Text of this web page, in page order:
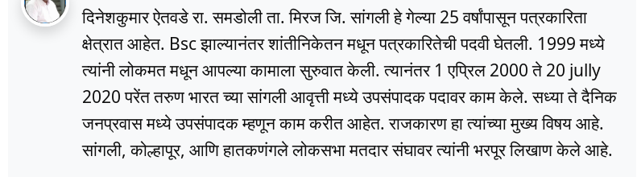
दिनेशकुमार ऐतवडे रा. समडोली ता. मिरज जि. सांगली हे गेल्या 25 वर्षांपासून पत्रकारिता
क्षेत्रात आहेत. Bsc झाल्यानंतर शांतीनिकेतन मधून पत्रकारितेची पदवी घेतली. 1999 मध्ये
त्यांनी लोकमत मधून आपल्या कामाला सुरुवात केली. त्यानंतर 1 एप्रिल 2000 ते 20 jully
2020 परेंत तरुण भारत च्या सांगली आवृत्ती मध्ये उपसंपादक पदावर काम केले. सध्या ते दैनिक
जनप्रवास मध्ये उपसंपादक म्हणून काम करीत आहेत. राजकारण हा त्यांच्या मुख्य विषय आहे.
सांगली, कोल्हापूर, आणि हातकणंगले लोकसभा मतदार संघावर त्यांनी भरपूर लिखाण केले आहे.